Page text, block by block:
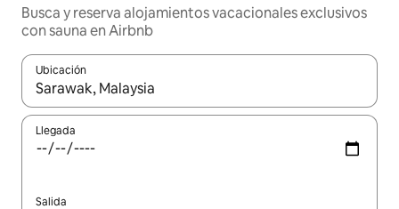
Busca y reserva alojamientos vacacionales exclusivos
con sauna en Airbnb
Ubicación
Cuando los resultados estén disponibles, navega con las
Llegada
Salida